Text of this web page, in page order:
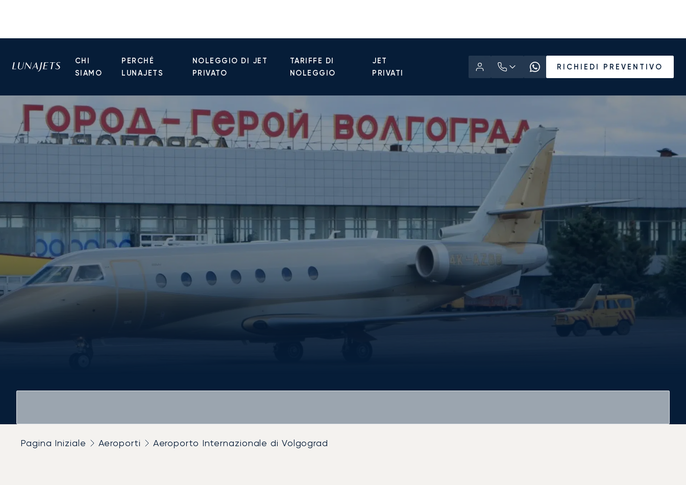
CHI
SIAMO
PERCHÉ
LUNAJETS
NOLEGGIO DI JET
PRIVATO
TARIFFE DI
NOLEGGIO
JET
PRIVATI
RICHIEDI PREVENTIVO
Pagina Iniziale Aeroporti Aeroporto Internazionale di Volgograd